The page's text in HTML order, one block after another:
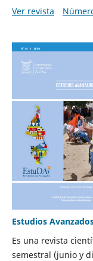
Ver revista
Estudios
Es una revista
semestral (junio y